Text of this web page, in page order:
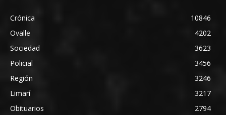
Crónica
10846
Ovalle
4202
Sociedad
3623
Policial
3456
Región
3246
Limarí
3217
Obituarios
2794